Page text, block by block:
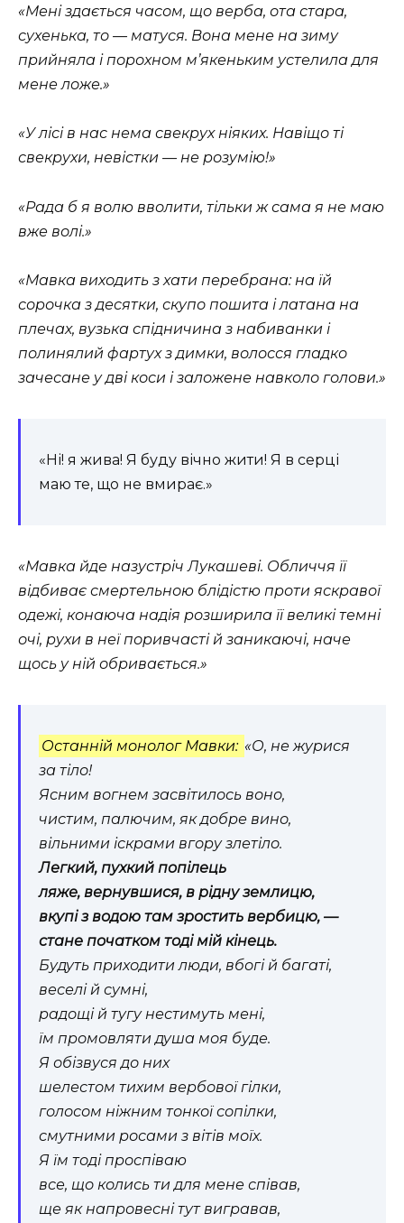
«Мені здається часом, що верба, ота стара,
сухенька, то — матуся. Вона мене на зиму
прийняла і порохном м’якеньким устелила для
мене ложе.»
«У лісі в нас нема свекрух ніяких. Навіщо ті
свекрухи, невістки — не розумію!»
«Рада б я волю вволити, тільки ж сама я не маю
вже волі.»
«Мавка виходить з хати перебрана: на їй
сорочка з десятки, скупо пошита і латана на
плечах, вузька спідничина з набиванки і
полинялий фартух з димки, волосся гладко
зачесане у дві коси і заложене навколо голови.»
«Ні! я жива! Я буду вічно жити! Я в серці
маю те, що не вмирає.»
«Мавка йде назустріч Лукашеві. Обличчя її
відбиває смертельною блідістю проти яскравої
одежі, конаюча надія розширила її великі темні
очі, рухи в неї поривчасті й заникаючі, наче
щось у ній обривається.»
Останній монолог Мавки: «О, не журися
за тіло!
Ясним вогнем засвітилось воно,
чистим, палючим, як добре вино,
вільними іскрами вгору злетіло.
Легкий, пухкий попілець
ляже, вернувшися, в рідну землицю,
вкупі з водою там зростить вербицю, —
стане початком тоді мій кінець.
Будуть приходити люди, вбогі й багаті,
веселі й сумні,
радощі й тугу нестимуть мені,
їм промовляти душа моя буде.
Я обізвуся до них
шелестом тихим вербової гілки,
голосом ніжним тонкої сопілки,
смутними росами з вітів моїх.
Я їм тоді проспіваю
все, що колись ти для мене співав,
ще як напровесні тут вигравав,